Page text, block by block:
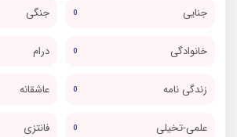
جنایی 0 جنگی
خانوادگی 0 درام
زندگی نامه 0 عاشقانه
علمی-تخیلی 0 فانتزی